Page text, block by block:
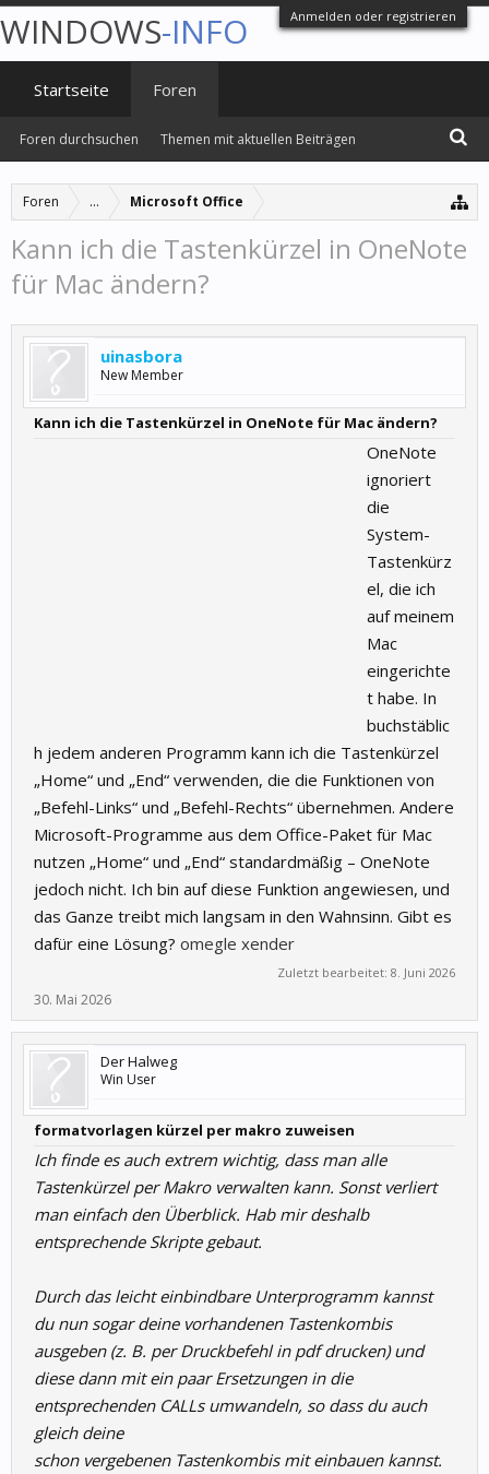
Anmelden oder registrieren
Foren ... Microsoft Office
Kann ich die Tastenkürzel in OneNote
für Mac ändern?
uinasbora
New Member
Kann ich die Tastenkürzel in OneNote für Mac ändern?
OneNote
ignoriert
die
System-
Tastenkürz
el, die ich
auf meinem
Mac
eingerichte
t habe. In
buchstäblic
h jedem anderen Programm kann ich die Tastenkürzel
„Home“ und „End“ verwenden, die die Funktionen von
„Befehl-Links“ und „Befehl-Rechts“ übernehmen. Andere
Microsoft-Programme aus dem Office-Paket für Mac
nutzen „Home“ und „End“ standardmäßig – OneNote
jedoch nicht. Ich bin auf diese Funktion angewiesen, und
das Ganze treibt mich langsam in den Wahnsinn. Gibt es
dafür eine Lösung? omegle xender
Zuletzt bearbeitet: 8. Juni 2026
30. Mai 2026
Der Halweg
Win User
formatvorlagen kürzel per makro zuweisen
Ich finde es auch extrem wichtig, dass man alle
Tastenkürzel per Makro verwalten kann. Sonst verliert
man einfach den Überblick. Hab mir deshalb
entsprechende Skripte gebaut.
Durch das leicht einbindbare Unterprogramm kannst
du nun sogar deine vorhandenen Tastenkombis
ausgeben (z. B. per Druckbefehl in pdf drucken) und
diese dann mit ein paar Ersetzungen in die
entsprechenden CALLs umwandeln, so dass du auch
gleich deine
schon vergebenen Tastenkombis mit einbauen kannst.
WINDOWS-INFO
Startseite Foren
Foren durchsuchen Themen mit aktuellen Beiträgen